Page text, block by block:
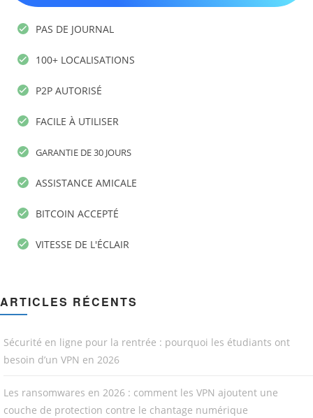
PAS DE JOURNAL
100+ LOCALISATIONS
P2P AUTORISÉ
FACILE À UTILISER
GARANTIE DE 30 JOURS
ASSISTANCE AMICALE
BITCOIN ACCEPTÉ
VITESSE DE L'ÉCLAIR
ARTICLES RÉCENTS
Sécurité en ligne pour la rentrée : pourquoi les étudiants ont
besoin d’un VPN en 2026
Les ransomwares en 2026 : comment les VPN ajoutent une
couche de protection contre le chantage numérique